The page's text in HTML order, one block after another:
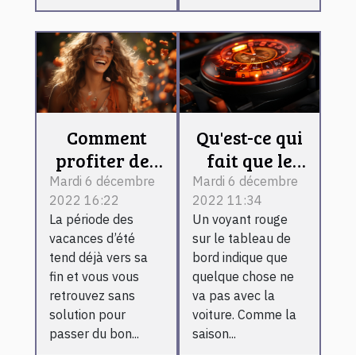
Comment
profiter des
derniers
moments de
l’été ?
Mardi 6 décembre
2022 16:22
La période des
vacances d’été
tend déjà vers sa
fin et vous vous
retrouvez sans
solution pour
passer du bon...
Qu'est-ce qui
fait que le
voyant de la
batterie
s'allume ?
Mardi 6 décembre
2022 11:34
Un voyant rouge
sur le tableau de
bord indique que
quelque chose ne
va pas avec la
voiture. Comme la
saison...